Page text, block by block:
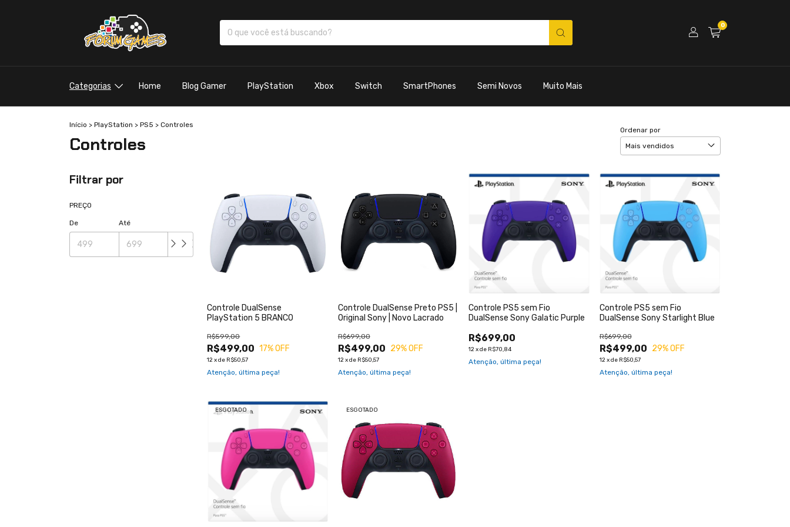
0
Categorias Home Blog Gamer PlayStation Xbox Switch SmartPhones Semi Novos Muito Mais
Início > PlayStation > PS5 > Controles
Controles
Ordenar por
Filtrar por
PREÇO
De Até
Controle DualSense
PlayStation 5 BRANCO
R$499,00
R$599,00
17% OFF
12xde R$50,57
Atenção, última peça!
Controle DualSense Preto PS5 |
Original Sony | Novo Lacrado
R$499,00
R$699,00
29% OFF
12xde R$50,57
Atenção, última peça!
Controle PS5 sem Fio
DualSense Sony Galatic Purple
R$699,00
12xde R$70,84
Atenção, última peça!
Controle PS5 sem Fio
DualSense Sony Starlight Blue
R$499,00
R$699,00
29% OFF
12 xde R$50,57
Atenção, última peça!
ESGOTADO ESGOTADO